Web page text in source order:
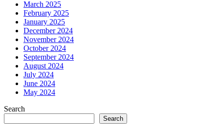
March 2025
February 2025
January 2025
December 2024
November 2024
October 2024
September 2024
August 2024
July 2024
June 2024
May 2024
Search
Search